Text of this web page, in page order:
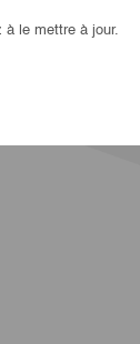
le mettre à jour.